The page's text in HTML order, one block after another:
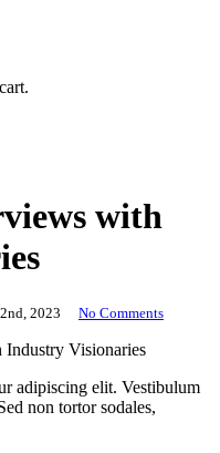
with
2023 No Comments
Industry Visionaries
adipiscing elit. Vestibulum
non tortor sodales,